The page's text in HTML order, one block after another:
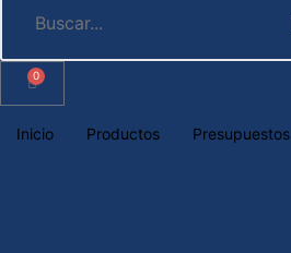
0
Inicio Productos Presupuestos